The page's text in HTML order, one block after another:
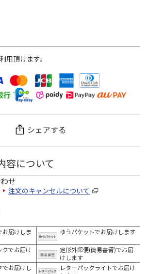
用頂けます。
シェアする
容について
せ
注文のキャンセルについて
お届けしま
ゆうパケットでお届けします
クでお届け
定形外郵便(簡易書留)でお届
けします
でお届けし
レターパックライトでお届け